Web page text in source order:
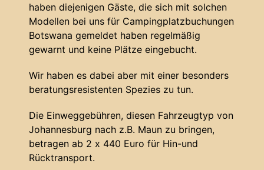
haben diejenigen Gäste, die sich mit solchen
Modellen bei uns für Campingplatzbuchungen
Botswana gemeldet haben regelmäßig
gewarnt und keine Plätze eingebucht.
Wir haben es dabei aber mit einer besonders
beratungsresistenten Spezies zu tun.
Die Einweggebühren, diesen Fahrzeugtyp von
Johannesburg nach z.B. Maun zu bringen,
betragen ab 2 x 440 Euro für Hin-und
Rücktransport.